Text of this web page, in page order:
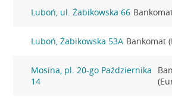
Luboń, ul. Żabikowska 66
Luboń, Żabikowska 53A Bankomat
Mosina, pl. 20-go Października
14